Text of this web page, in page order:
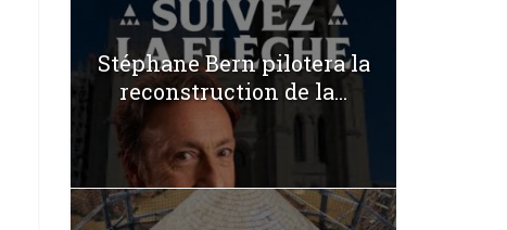
Stéphane Bern pilotera la
reconstruction de la...